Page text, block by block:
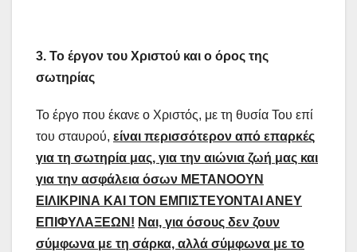
3. Το έργον του Χριστού και ο όρος της
σωτηρίας
Το έργο που έκανε ο Χριστός, με τη θυσία Του επί
του σταυρού, είναι περισσότερον από επαρκές
για τη σωτηρία μας, για την αιώνια ζωή μας και
για την ασφάλεια όσων ΜΕΤΑΝΟΟΥΝ
ΕΙΛΙΚΡΙΝΑ ΚΑΙ ΤΟΝ ΕΜΠΙΣΤΕΥΟΝΤΑΙ ΑΝΕΥ
ΕΠΙΦΥΛΑΞΕΩΝ! Ναι, για όσους δεν ζουν
σύμφωνα με τη σάρκα, αλλά σύμφωνα με το